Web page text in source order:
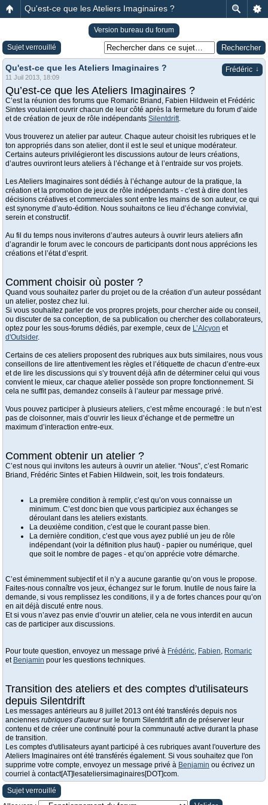
Qu'est-ce que les Ateliers Imaginaires ?
Version bureau du forum
Sujet verrouillé
Frédéric ↓
Qu'est-ce que les Ateliers Imaginaires ?
11 Juil 2013, 18:09
Qu’est-ce que les Ateliers Imaginaires ?
C’est la réunion des forums que Romaric Briand, Fabien Hildwein et Frédéric
Sintes voulaient ouvrir chacun de leur côté après la fermeture du forum d’aide
et de création de jeux de rôle indépendants Silentdrift.
Vous trouverez un atelier par auteur. Chaque auteur choisit les rubriques et le
ton appropriés dans son atelier, dont il est le seul et unique modérateur.
Certains auteurs privilégieront les discussions autour de leurs créations,
d’autres ouvriront leurs ateliers à l’échange et à l’entraide sur vos projets.
Les Ateliers Imaginaires sont dédiés à l’échange autour de la pratique, la
création et la promotion de jeux de rôle indépendants - c’est à dire dont les
décisions créatives et commerciales sont entre les mains de son auteur, ce qui
est synonyme d’auto-édition. Nous souhaitons ce lieu d’échange convivial,
serein et constructif.
Au fil du temps nous inviterons d’autres auteurs à ouvrir leurs ateliers afin
d’agrandir le forum avec le concours de participants dont nous apprécions les
créations et l’état d’esprit.
Comment choisir où poster ?
Quand vous souhaitez parler du projet ou de la création d’un auteur possédant
un atelier, postez chez lui.
Si vous souhaitez parler de vos propres projets, pour chercher aide ou conseil,
ou discuter de sa conception, de sa publication ou chercher des collaborateurs,
optez pour les sous-forums dédiés, par exemple, ceux de L’Alcyon et
d'Outsider.
Certains de ces ateliers proposent des rubriques aux buts similaires, nous vous
conseillons de lire attentivement les règles et l’étiquette de chacun d’entre-eux
et de lire les discussions qui s’y trouvent déjà afin de déterminer celui qui vous
convient le mieux, car chaque atelier possède son propre fonctionnement. Si
cela ne suffit pas, demandez conseils à l’auteur par message privé.
Vous pouvez participer à plusieurs ateliers, c’est même encouragé : le but n’est
pas de cloisonner, mais d’ouvrir les lieux d’échange et de permettre un
maximum d’interaction entre-eux.
Comment obtenir un atelier ?
C’est nous qui invitons les auteurs à ouvrir un atelier. “Nous”, c’est Romaric
Briand, Frédéric Sintes et Fabien Hildwein, soit, les trois fondateurs.
La première condition à remplir, c’est qu’on vous connaisse un
minimum. C’est donc bien que vous participiez aux échanges se
déroulant dans les ateliers existants.
La deuxième condition, c’est que le courant passe bien.
La dernière condition, c’est que vous ayez publié un jeu de rôle
indépendant (voir la définition plus haut) - papier ou numérique, quel
que soit le nombre de pages - et qu’on apprécie votre démarche.
C’est éminemment subjectif et il n’y a aucune garantie qu’on vous le propose.
Faites-nous connaître vos jeux, échangez sur le forum. Inutile de nous faire la
demande, si vous remplissez les conditions, il y a de fortes chances pour qu’on
en ait déjà discuté entre nous.
Et si vous n’avez pas envie d’ouvrir un atelier, cela ne vous interdit en aucun
cas de participer aux discussions.
Pour toute question, envoyez un message privé à Frédéric, Fabien, Romaric
et Benjamin pour les questions techniques.
Transition des ateliers et des comptes d'utilisateurs
depuis Silentdrift
Les messages antérieurs au 8 juillet 2013 ont été transférés depuis nos
anciennes rubriques d'auteursur le forum Silentdrift afin de préserver leur
contenu et de créer une continuité pour la communauté active durant la phase
de transition.
Les comptes d'utilisateurs ayant participé à ces rubriques avant l'ouverture des
Ateliers Imaginaires ont été transférés également. Si vous souhaitez que l'on
supprime votre compte, envoyez un message privé à Benjamin ou écrivez un
courriel à contact[AT]lesateliersimaginaires[DOT]com.
Sujet verrouillé